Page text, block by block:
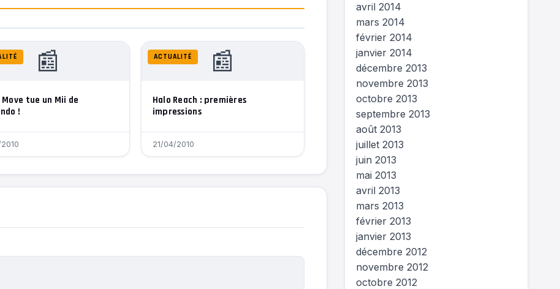
📰
Move tue un Mii de
!
📰
ACTUALITÉ
Halo Reach : premières
impressions
21/04/2010
avril 2014
mars 2014
février 2014
janvier 2014
décembre 2013
novembre 2013
octobre 2013
septembre 2013
août 2013
juillet 2013
juin 2013
mai 2013
avril 2013
mars 2013
février 2013
janvier 2013
décembre 2012
novembre 2012
octobre 2012